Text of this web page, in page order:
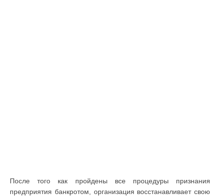
После того как пройдены все процедуры признания
предприятия банкротом, организация восстанавливает свою